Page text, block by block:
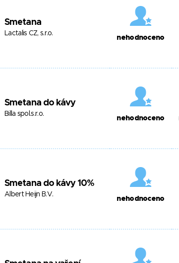
Smetana
Lactalis CZ, s.r.o.
nehodnoceno
Smetana do kávy
Billa spol.s.r.o.
nehodnoceno
Smetana do kávy 10%
Albert Heijn B.V.
nehodnoceno